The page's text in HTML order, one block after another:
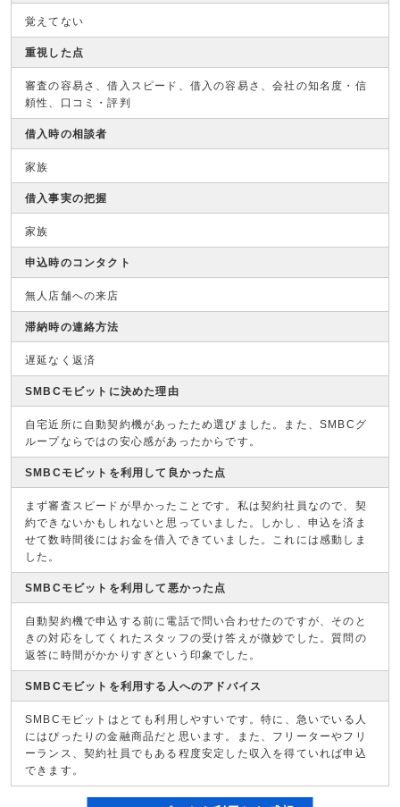
覚えてない
重視した点
審査の容易さ、借入スピード、借入の容易さ、会社の知名度・信
頼性、口コミ・評判
借入時の相談者
家族
借入事実の把握
家族
申込時のコンタクト
無人店舗への来店
滞納時の連絡方法
遅延なく返済
SMBCモビットに決めた理由
自宅近所に自動契約機があったため選びました。また、SMBCグ
ループならではの安心感があったからです。
SMBCモビットを利用して良かった点
まず審査スピードが早かったことです。私は契約社員なので、契
約できないかもしれないと思っていました。しかし、申込を済ま
せて数時間後にはお金を借入できていました。これには感動しま
した。
SMBCモビットを利用して悪かった点
自動契約機で申込する前に電話で問い合わせたのですが、そのと
きの対応をしてくれたスタッフの受け答えが微妙でした。質問の
返答に時間がかかりすぎという印象でした。
SMBCモビットを利用する人へのアドバイス
SMBCモビットはとても利用しやすいです。特に、急いでいる人
にはぴったりの金融商品だと思います。また、フリーターやフリ
ーランス、契約社員でもある程度安定した収入を得ていれば申込
できます。